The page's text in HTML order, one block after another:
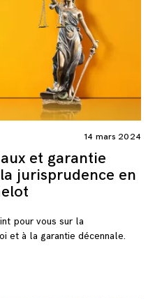
14 mars 2024
et garantie
jurisprudence en
pour vous sur la
et à la garantie décennale.